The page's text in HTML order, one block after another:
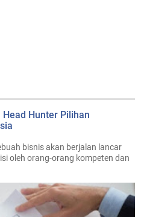
Hunter Pilihan
bisnis akan berjalan lancar
oleh orang-orang kompeten dan